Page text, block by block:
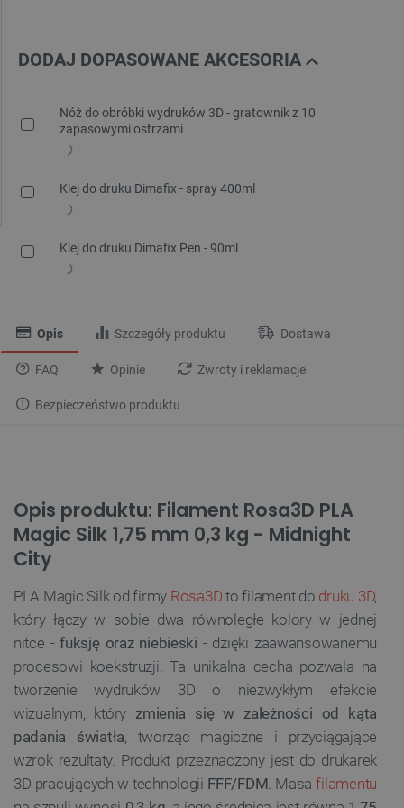
DODAJ DOPASOWANE AKCESORIA
Nóż do obróbki wydruków 3D - gratownik z 10
zapasowymi ostrzami
Klej do druku Dimafix - spray 400ml
Klej do druku Dimafix Pen - 90ml
Opis Szczegóły produktu Dostawa
FAQ Opinie Zwroty i reklamacje
Bezpieczeństwo produktu
Opis produktu: Filament Rosa3D PLA
Magic Silk 1,75 mm 0,3 kg - Midnight
City
PLA Magic Silk od firmy Rosa3D to filament do druku 3D,
który łączy w sobie dwa równoległe kolory w jednej
nitce -fuksję oraz niebieski - dzięki zaawansowanemu
procesowi koekstruzji. Ta unikalna cecha pozwala na
tworzenie wydruków 3D o niezwykłym efekcie
wizualnym, któryzmienia się w zależności od kąta
padania światła, tworząc magiczne i przyciągające
wzrok rezultaty. Produkt przeznaczony jest do drukarek
3D pracujących w technologii FFF/FDM. Masafilamentu